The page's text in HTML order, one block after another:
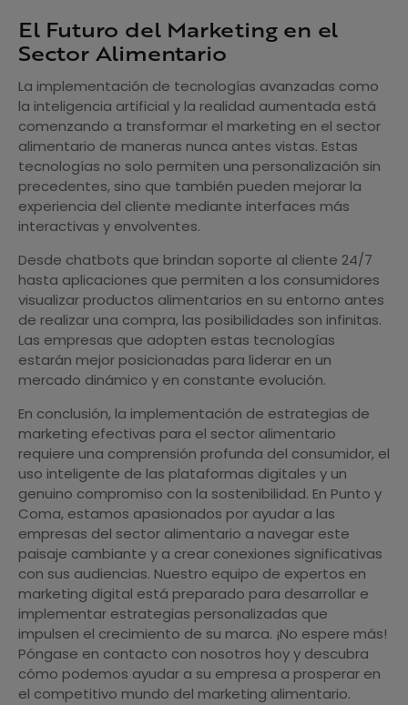
El Futuro del Marketing en el
Sector Alimentario
La implementación de tecnologías avanzadas como
la inteligencia artificial y la realidad aumentada está
comenzando a transformar el marketing en el sector
alimentario de maneras nunca antes vistas. Estas
tecnologías no solo permiten una personalización sin
precedentes, sino que también pueden mejorar la
experiencia del cliente mediante interfaces más
interactivas y envolventes.
Desde chatbots que brindan soporte al cliente 24/7
hasta aplicaciones que permiten a los consumidores
visualizar productos alimentarios en su entorno antes
de realizar una compra, las posibilidades son infinitas.
Las empresas que adopten estas tecnologías
estarán mejor posicionadas para liderar en un
mercado dinámico y en constante evolución.
En conclusión, la implementación de estrategias de
marketing efectivas para el sector alimentario
requiere una comprensión profunda del consumidor, el
uso inteligente de las plataformas digitales y un
genuino compromiso con la sostenibilidad. En Punto y
Coma, estamos apasionados por ayudar a las
empresas del sector alimentario a navegar este
paisaje cambiante y a crear conexiones significativas
con sus audiencias. Nuestro equipo de expertos en
marketing digital está preparado para desarrollar e
implementar estrategias personalizadas que
impulsen el crecimiento de su marca. ¡No espere más!
Póngase en contacto con nosotros hoy y descubra
cómo podemos ayudar a su empresa a prosperar en
el competitivo mundo del marketing alimentario.